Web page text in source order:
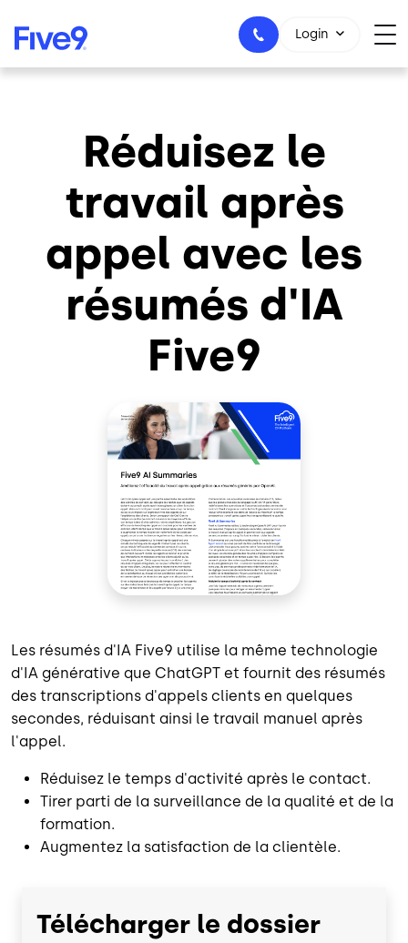
1-800-553-8159
Login
Réduisez le
travail après
appel avec les
résumés d'IA
Five9
Les résumés d'IA Five9 utilise la même technologie
d'IA générative que ChatGPT et fournit des résumés
des transcriptions d'appels clients en quelques
secondes, réduisant ainsi le travail manuel après
l'appel.
Réduisez le temps d'activité après le contact.
Tirer parti de la surveillance de la qualité et de la
formation.
Augmentez la satisfaction de la clientèle.
Télécharger le dossier